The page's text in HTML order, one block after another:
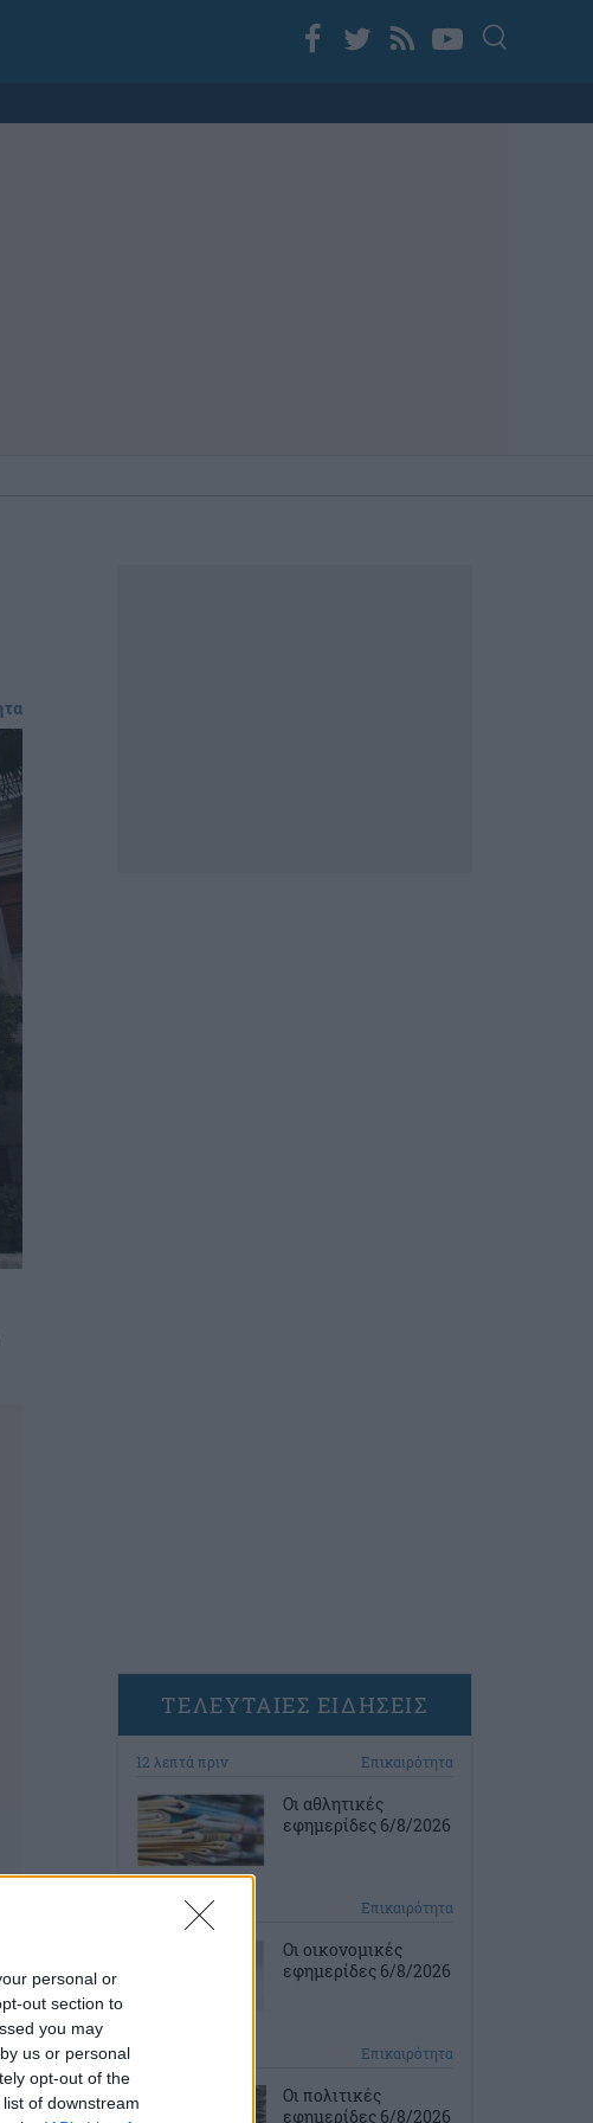
personal or
out section to
you may
us or personal
opt-out of the
of downstream
ΤΕΛΕΥΤΑΙΕΣ ΕΙΔΗΣΕΙΣ
12 λεπτά πριν Επικαιρότητα
Οι αθλητικές
εφημερίδες 6/8/2026
27 λεπτά πριν Επικαιρότητα
Οι οικονομικές
εφημερίδες 6/8/2026
Επικαιρότητα
Οι πολιτικές
εφημερίδες 6/8/2026